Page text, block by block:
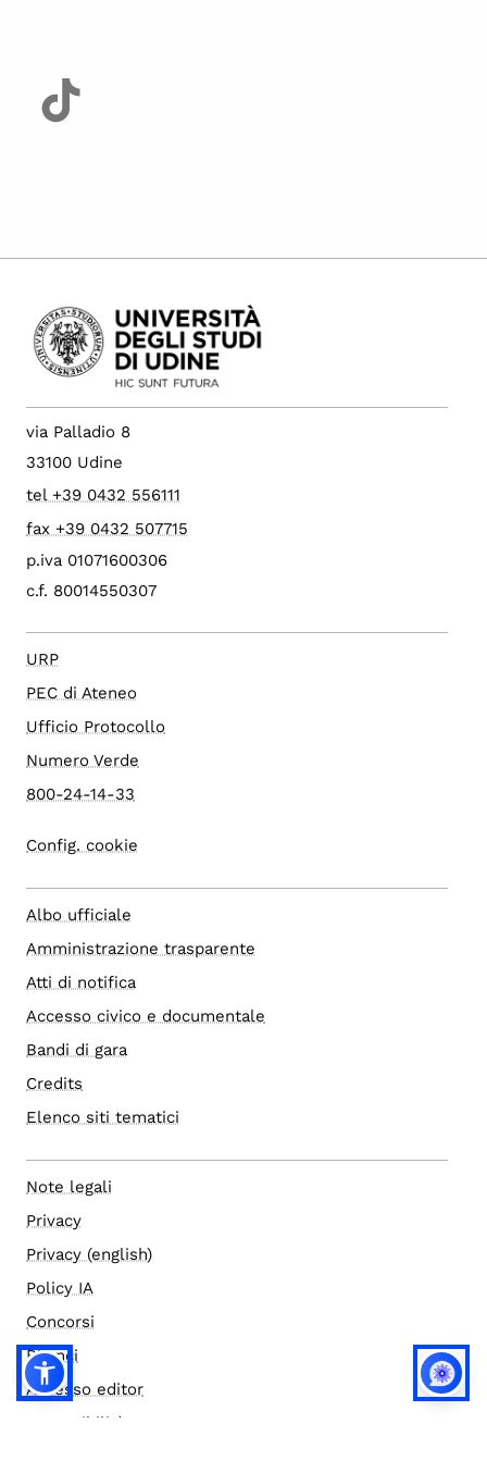
via Palladio 8
33100 Udine
tel +39 0432 556111
fax +39 0432 507715
p.iva 01071600306
c.f. 80014550307
URP
PEC di Ateneo
Ufficio Protocollo
Numero Verde
800-24-14-33
Config. cookie
Albo ufficiale
Amministrazione trasparente
Atti di notifica
Accesso civico e documentale
Bandi di gara
Credits
Elenco siti tematici
Note legali
Privacy
Privacy (english)
Policy IA
Concorsi
Bilanci
Accesso editor
Accessibilità